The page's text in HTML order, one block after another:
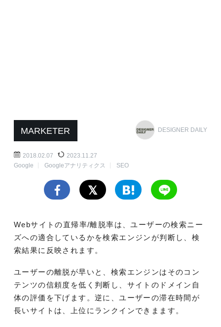
MARKETER DESIGNER DAILY
2018.02.07
2023.11.27
Google
Googleアナリティクス SEO
Webサイトの直帰率/離脱率は、ユーザーの検索ニー
ズへの適合しているかを検索エンジンが判断し、検
索結果に反映されます。
ユーザーの離脱が早いと、検索エンジンはそのコン
テンツの信頼度を低く判断し、サイトのドメイン自
体の評価を下げます。逆に、ユーザーの滞在時間が
長いサイトは、上位にランクインできまます。